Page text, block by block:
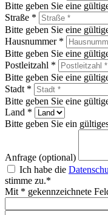
Bitte geben Sie eine
Straße *
Bitte geben Sie eine
Hausnummer *
Bitte geben Sie eine
Postleitzahl *
Bitte geben Sie eine
Stadt *
Bitte geben Sie eine
Land *
Bitte geben Sie ein
Anfrage (optional)
Ich habe die
stimme zu.*
Mit * gekennzeichnete